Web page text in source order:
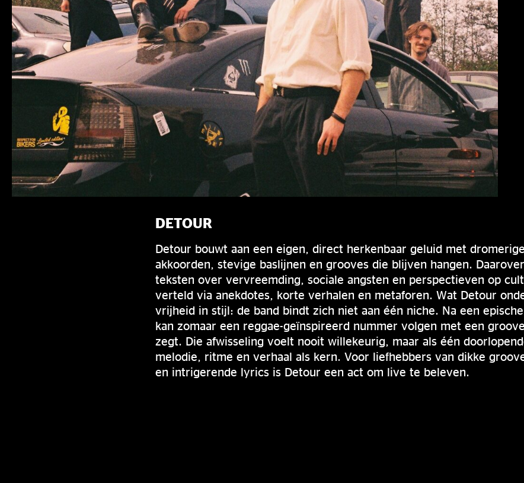
DETOUR
Detour bouwt aan een eigen, direct herkenbaar geluid met
akkoorden, stevige baslijnen en grooves die blijven hangen.
teksten over vervreemding, sociale angsten en perspectieven op
verteld via anekdotes, korte verhalen en metaforen. Wat Detour
vrijheid in stijl: de band bindt zich niet aan één niche. Na een
kan zomaar een reggae-geïnspireerd nummer volgen met een
zegt. Die afwisseling voelt nooit willekeurig, maar als één
melodie, ritme en verhaal als kern. Voor liefhebbers van dikke
en intrigerende lyrics is Detour een act om live te beleven.